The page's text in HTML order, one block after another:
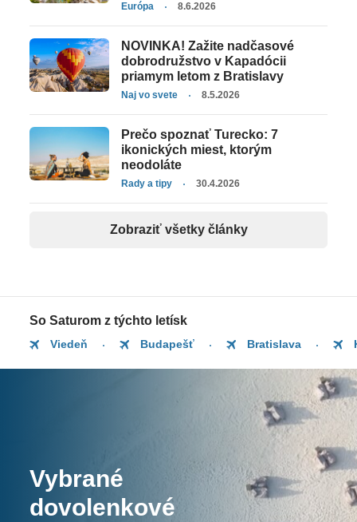
Európa 8.6.2026
NOVINKA! Zažite nadčasové
dobrodružstvo v Kapadócii
priamym letom z Bratislavy
Naj vo svete 8.5.2026
Prečo spoznať Turecko: 7
ikonických miest, ktorým
neodoláte
Rady a tipy 30.4.2026
Zobraziť všetky články
So Saturom z týchto letísk
Viedeň Budapešť Bratislava
Vybrané
dovolenkové